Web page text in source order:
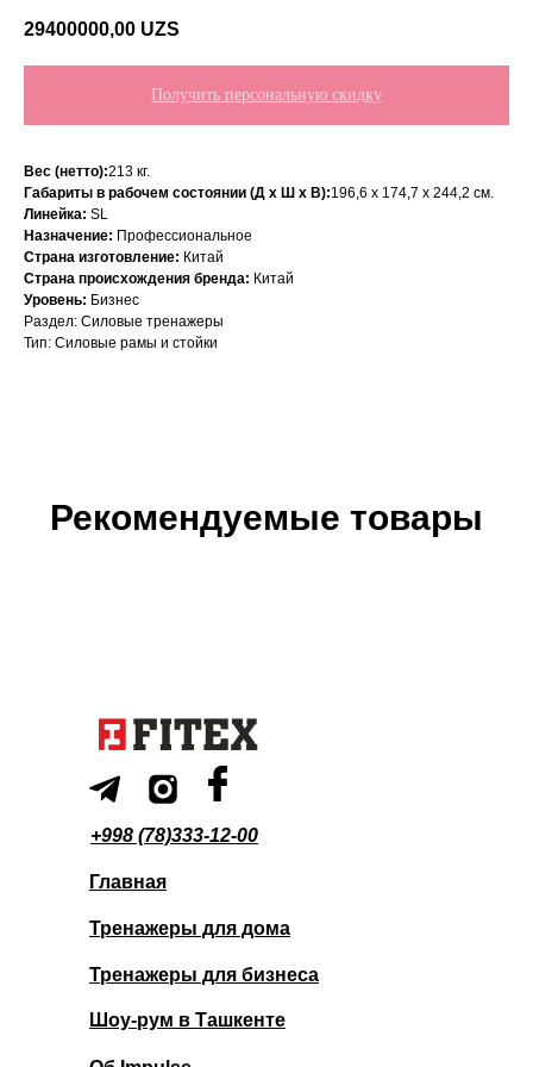
29400000,00 UZS
Получить персональную скидку
Вес (нетто):213 кг.
Габариты в рабочем состоянии (Д х Ш х В):196,6 x 174,7 x 244,2 см.
Линейка: SL
Назначение: Профессиональное
Страна изготовление: Китай
Страна происхождения бренда: Китай
Уровень: Бизнес
Раздел: Силовые тренажеры
Тип: Силовые рамы и стойки
Рекомендуемые товары
+998 (78)333-12-00
Главная
Тренажеры для дома
Тренажеры для бизнеса
Шоу-рум в Ташкенте